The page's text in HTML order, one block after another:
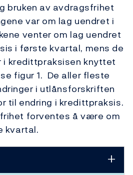
bruken av avdragsfrihet
var om lag uendret i
venter om lag uendret
i første kvartal, mens de
kredittpraksisen knyttet
figur 1. De aller fleste
i utlånsforskriften
til endring i kredittpraksis.
forventes å være om
kvartal.